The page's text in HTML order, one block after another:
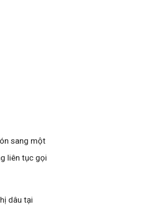
sang một
liên tục gọi
dâu tại